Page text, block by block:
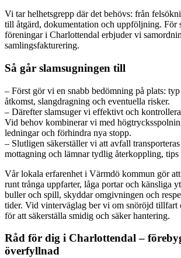
Vi tar helhetsgrepp där det behövs: från
till åtgärd, dokumentation och uppföljning. För
föreningar i Charlottendal erbjuder vi
samlingsfakturering.
Så går slamsugningen till
– Först gör vi en snabb bedömning på plats:
åtkomst, slangdragning och eventuella risker.
– Därefter slamsuger vi effektivt och
Vid behov kombinerar vi med
ledningar och förhindra nya stopp.
– Slutligen säkerställer vi att avfall
mottagning och lämnar tydlig återkoppling,
Vår lokala erfarenhet i Värmdö kommun gör
runt trånga uppfarter, låga portar och känsliga
buller och spill, skyddar omgivningen och
tider. Vid vinterväglag ber vi om snöröjd tillfart
för att säkerställa smidig och säker hantering.
Råd för dig i Charlottendal –
överfyllnad